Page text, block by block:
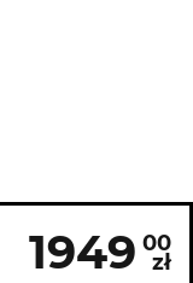
1949 00
zł